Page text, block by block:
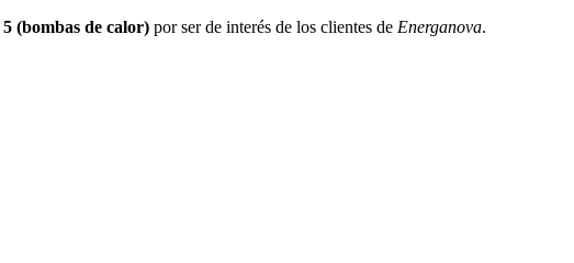
(bombas de calor) por ser de interés de los clientes de Energanova.